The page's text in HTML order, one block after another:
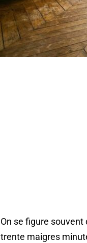
On se figure
trente maigres